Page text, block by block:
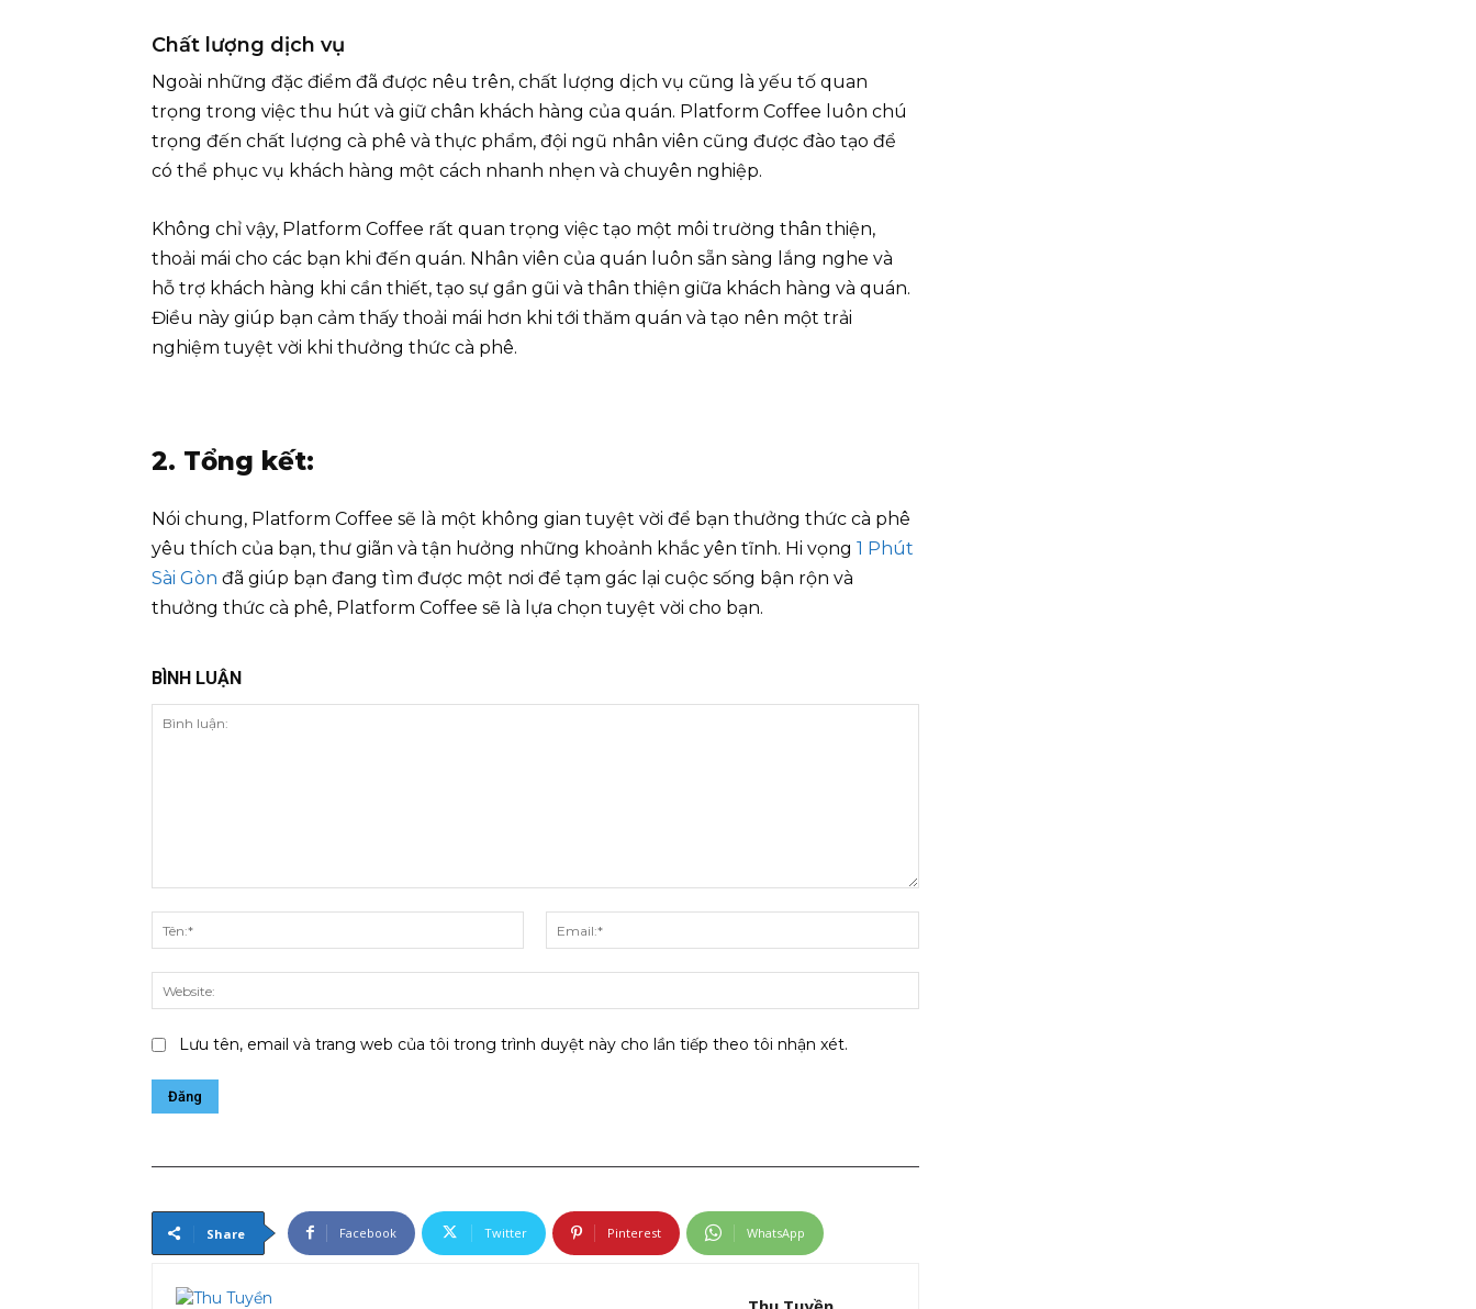
Chất lượng dịch vụ
Ngoài những đặc điểm đã được nêu trên, chất lượng dịch vụ cũng là yếu tố quan
trọng trong việc thu hút và giữ chân khách hàng của quán. Platform Coffee luôn chú
trọng đến chất lượng cà phê và thực phẩm, đội ngũ nhân viên cũng được đào tạo để
có thể phục vụ khách hàng một cách nhanh nhẹn và chuyên nghiệp.
Không chỉ vậy, Platform Coffee rất quan trọng việc tạo một môi trường thân thiện,
thoải mái cho các bạn khi đến quán. Nhân viên của quán luôn sẵn sàng lắng nghe và
hỗ trợ khách hàng khi cần thiết, tạo sự gần gũi và thân thiện giữa khách hàng và quán.
Điều này giúp bạn cảm thấy thoải mái hơn khi tới thăm quán và tạo nên một trải
nghiệm tuyệt vời khi thưởng thức cà phê.
2. Tổng kết:
Nói chung, Platform Coffee sẽ là một không gian tuyệt vời để bạn thưởng thức cà phê
yêu thích của bạn, thư giãn và tận hưởng những khoảnh khắc yên tĩnh. Hi vọng 1 Phút
Sài Gòn đã giúp bạn đang tìm được một nơi để tạm gác lại cuộc sống bận rộn và
thưởng thức cà phê, Platform Coffee sẽ là lựa chọn tuyệt vời cho bạn.
BÌNH LUẬN
Lưu tên, email và trang web của tôi trong trình duyệt này cho lần tiếp theo tôi nhận xét.
Share Facebook Twitter Pinterest WhatsApp